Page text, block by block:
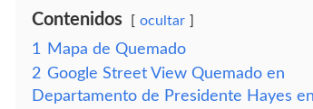
Contenidos ocultar
1
Mapa de Quemado
2 Google Street View Quemado en
Departamento de Presidente Hayes en